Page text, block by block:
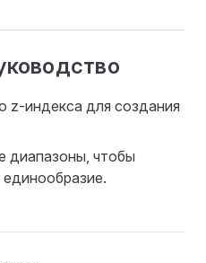
z-индекса для создания
диапазоны, чтобы